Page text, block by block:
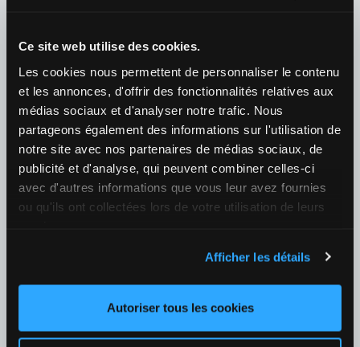
Ce site web utilise des cookies.
Les cookies nous permettent de personnaliser le contenu
et les annonces, d'offrir des fonctionnalités relatives aux
médias sociaux et d'analyser notre trafic. Nous
partageons également des informations sur l'utilisation de
notre site avec nos partenaires de médias sociaux, de
publicité et d'analyse, qui peuvent combiner celles-ci
avec d'autres informations que vous leur avez fournies
ou qu'ils ont collectées lors de votre utilisation de leurs
Afficher les détails
Autoriser tous les cookies
08/08 02:10
Caty Mcnally (USA) / Alexandra Eala (PHI)
¿Quién ganará el partido?
2,87
1 1,38
Maria Sakkari (GRE) / Cori Gauff (USA)
¿Quién ganará el partido?
¿Quién ganará el partido?
2,87
1 1,38
2 +39